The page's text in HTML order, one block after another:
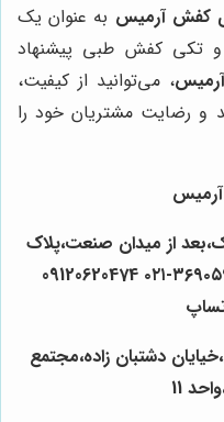
کفش آرمیس به عنوان یک
و تکی کفش طبی پیشنهاد
، می‌توانید از کیفیت،
و رضایت مشتریان خود را
از میدان صنعت،پلاک
224 ، شماره تماس کارخانه : ۳۶۹۰۵۹۰9-۰۲۱ 09120620474
دشتبان زاده،مجتمع